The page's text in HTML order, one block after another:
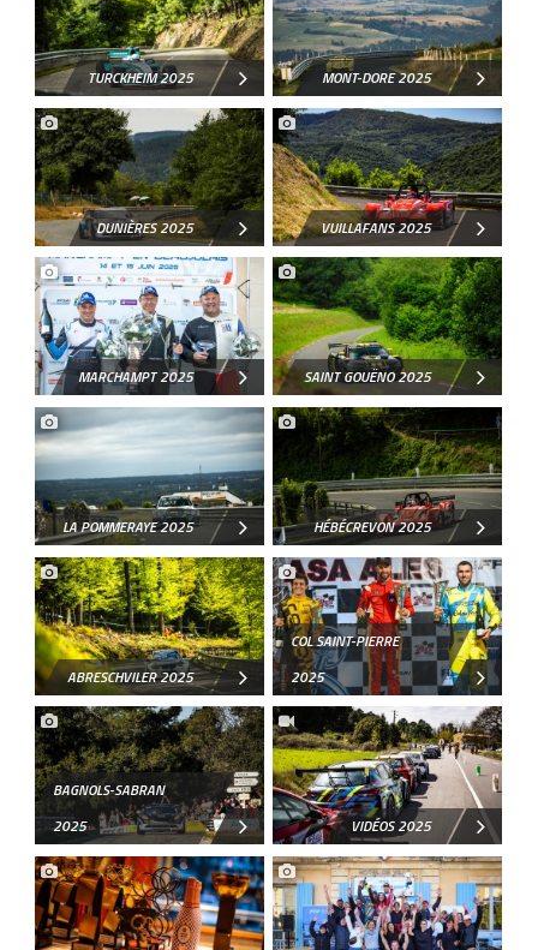
TURCKHEIM 2025 MONT-DORE 2025
DUNIÈRES 2025 VUILLAFANS 2025
MARCHAMPT 2025 SAINT GOUËNO 2025
LA POMMERAYE 2025 HÉBÉCREVON 2025
ABRESCHVILER 2025
COL SAINT-PIERRE
2025
BAGNOLS-SABRAN
2025
VIDÉOS 2025